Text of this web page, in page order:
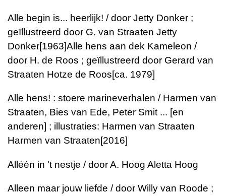
Alle begin is... heerlijk! / door Jetty Donker ;
geïllustreerd door G. van Straaten Jetty
Donker[1963]Alle hens aan dek Kameleon /
door H. de Roos ; geïllustreerd door Gerard van
Straaten Hotze de Roos[ca. 1979]
Alle hens! : stoere marineverhalen / Harmen van
Straaten, Bies van Ede, Peter Smit ... [en
anderen] ; illustraties: Harmen van Straaten
Harmen van Straaten[2016]
Alléén in 't nestje / door A. Hoog Aletta Hoog
Alleen maar jouw liefde / door Willy van Roode ;